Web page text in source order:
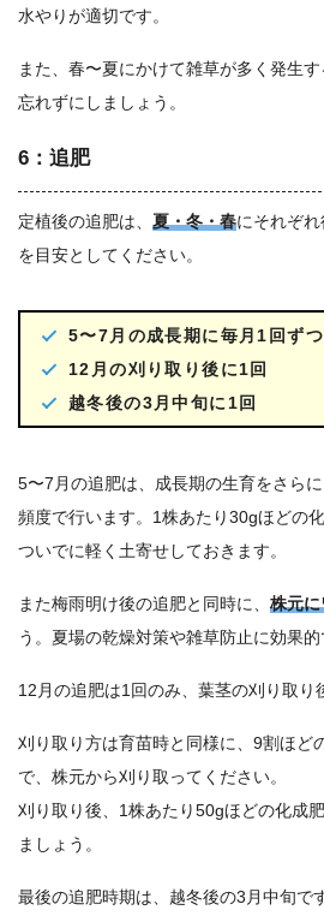
水やりが適切です。
また、春〜夏にかけて雑草が多く発生
忘れずにしましょう。
6：追肥
定植後の追肥は、 夏・冬・春にそれぞ
を目安としてください。
5〜7月の成長期に毎月1回ずつ
12月の刈り取り後に1回
越冬後の3月中旬に1回
5〜7月の追肥は、成長期の生育をさら
頻度で行います。1株あたり30gほどの
ついでに軽く土寄せしておきます。
また梅雨明け後の追肥と同時に、 株元に
う。夏場の乾燥対策や雑草防止に効果的
12月の追肥は1回のみ、葉茎の刈り取り
刈り取り方は育苗時と同様に、9割ほど
で、株元から刈り取ってください。
刈り取り後、1株あたり50gほどの化成
ましょう。
最後の追肥時期は、越冬後の3月中旬です